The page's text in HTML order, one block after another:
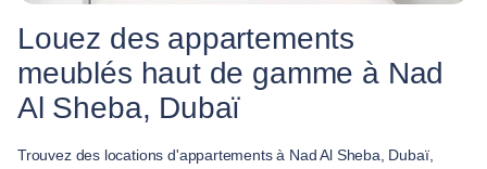
Louez des appartements
meublés haut de gamme à Nad
Al Sheba, Dubaï
Trouvez des locations d'appartements à Nad Al Sheba, Dubaï,